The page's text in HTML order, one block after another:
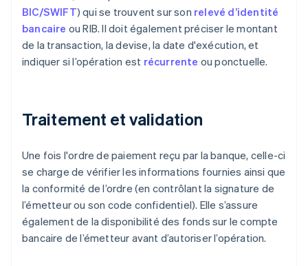
BIC/SWIFT) qui se trouvent sur son relevé d’identité
bancaire ou RIB. Il doit également préciser le montant
de la transaction, la devise, la date d'exécution, et
indiquer si l’opération est récurrente ou ponctuelle.
Traitement et validation
Une fois l'ordre de paiement reçu par la banque, celle-ci
se charge de vérifier les informations fournies ainsi que
la conformité de l’ordre (en contrôlant la signature de
l’émetteur ou son code confidentiel). Elle s’assure
également de la disponibilité des fonds sur le compte
bancaire de l’émetteur avant d’autoriser l’opération.